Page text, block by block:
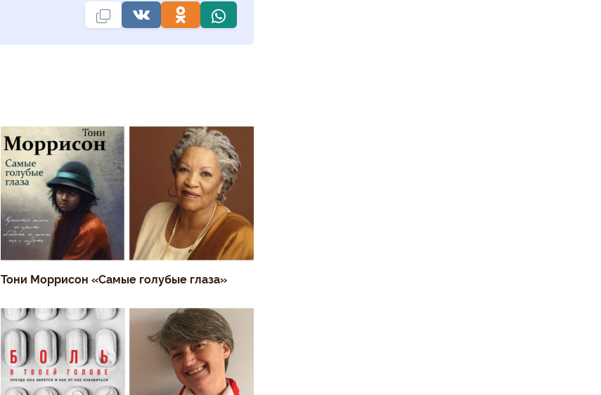
Тони Моррисон «Самые голубые глаза»